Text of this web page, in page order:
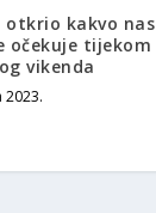
otkrio kakvo nas
očekuje tijekom
vikenda
2023.